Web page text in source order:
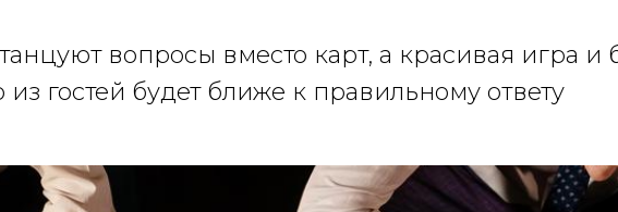
вопросы вместо карт, а красивая игра и
из гостей будет ближе к правильному ответу